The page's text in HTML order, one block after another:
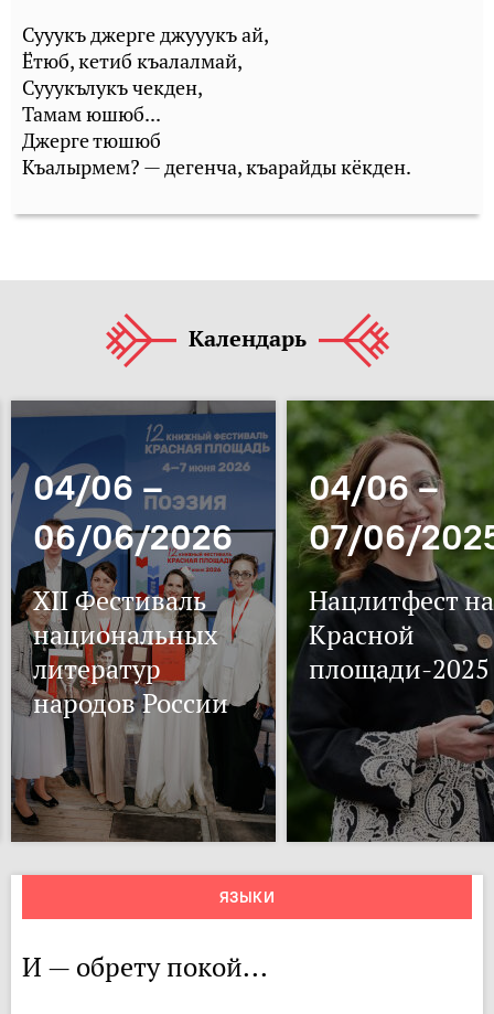
Сууукъ джерге джууукъ ай,
Ётюб, кетиб къалалмай,
Сууукълукъ чекден,
Тамам юшюб...
Джерге тюшюб
Къалырмем? — дегенча, къарайды кёкден.
Календарь
04/06 –
06/06/2026
XII Фестиваль
национальных
литератур
народов России
04/06 –
07/06/
Нацлитфест на
Красной
площади-2025
ЯЗЫКИ
И — обрету покой...